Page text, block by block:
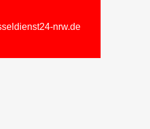
nrw.de